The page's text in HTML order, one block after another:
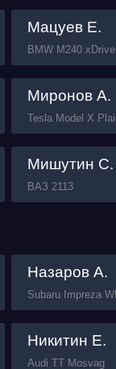
Мацуев Е.
Миронов А.
Tesla Model X
Мишутин С.
ВАЗ 2113
Назаров А.
Subaru Impreza
Никитин Е.
Audi TT Mosvag